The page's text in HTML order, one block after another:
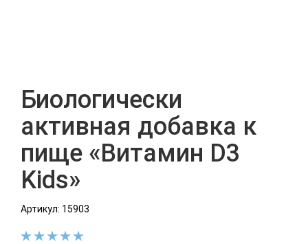
Биологически
активная добавка к
пище «Витамин D3
Kids»
Артикул: 15903